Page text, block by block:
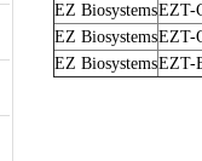
EZ BiosystemsEZT-
EZ BiosystemsEZT-
EZ BiosystemsEZT-